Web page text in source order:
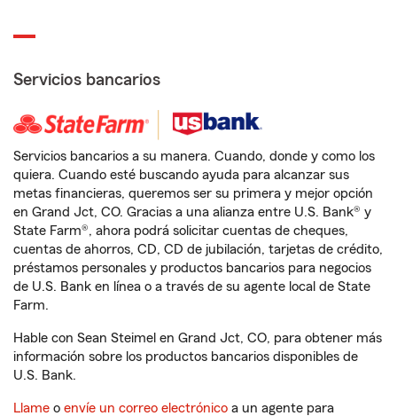
Servicios bancarios
Servicios bancarios a su manera. Cuando, donde y como los
quiera. Cuando esté buscando ayuda para alcanzar sus
metas financieras, queremos ser su primera y mejor opción
en Grand Jct, CO. Gracias a una alianza entre U.S. Bank® y
State Farm®, ahora podrá solicitar cuentas de cheques,
cuentas de ahorros, CD, CD de jubilación, tarjetas de crédito,
préstamos personales y productos bancarios para negocios
de U.S. Bank en línea o a través de su agente local de State
Farm.
Hable con Sean Steimel en Grand Jct, CO, para obtener más
información sobre los productos bancarios disponibles de
U.S. Bank.
Llame o envíe un correo electrónico a un agente para